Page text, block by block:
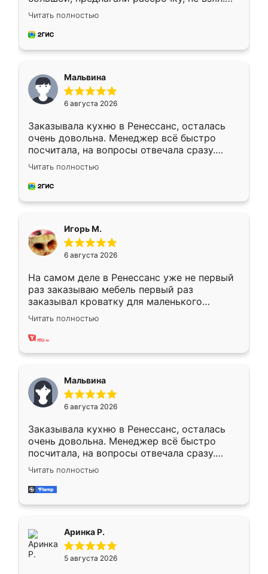
Ждал меньше месяца, сборщик с прямыми
руками. По цене вышло адекватно.
Рекомендую!
Читать полностью
Мальвина
6 августа 2026
Заказывала кухню в Ренессанс, осталась
очень довольна. Менеджер всё быстро
посчитала, на вопросы отвечала сразу.
Замерщик приехал в субботу, подошёл к
делу со всей ответственностью. Собрали
за день, ребята работали аккуратно, даже
Читать полностью
Игорь М.
6 августа 2026
На самом деле в Ренессанс уже не первый
раз заказываю мебель первый раз
заказывал кроватку для маленького
ребёнка при его рождении ,во второй раз
заказал шкаф-купе. По качеству очень
хорошее сборка достаточно быстрая,
меньше, здесь же он более разнообразный.
Мне нравится ,если что-то потребуется из
мебели буду заказывать только здесь.
Читать полностью
Мальвина
6 августа 2026
Заказывала кухню в Ренессанс, осталась
очень довольна. Менеджер всё быстро
посчитала, на вопросы отвечала сразу.
Замерщик приехал в субботу, подошёл к
делу со всей ответственностью. Собрали
за день, ребята работали аккуратно, даже
Читать полностью
Аринка Р.
5 августа 2026